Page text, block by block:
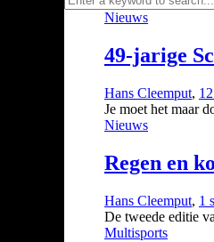
Nieuws
49-jarige
Hans Cleemput,
Je moet het maar
Nieuws
Regen en
Hans Cleemput, 1
De tweede editie
Multisports